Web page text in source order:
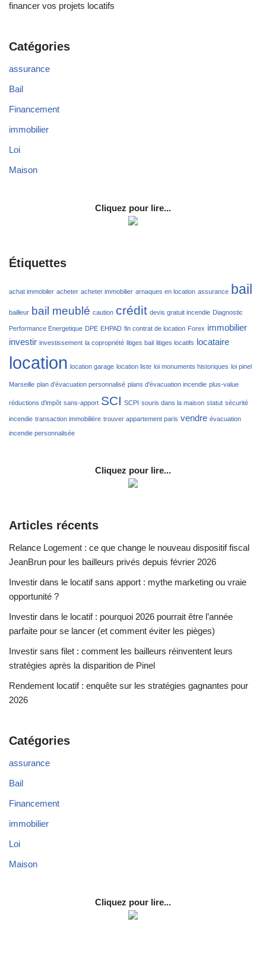
financer vos projets locatifs
Catégories
assurance
Bail
Financement
immobilier
Loi
Maison
Cliquez pour lire...
Étiquettes
achat immobiler acheter acheter immobilier arnaques en location assurance bail
bailleur bail meublé caution crédit devis gratuit incendie Diagnostic
Performance Energetique DPE EHPAD fin contrat de location Forex immobilier
investir investissement la copropriété litiges bail litiges locatifs locataire
location location garage location liste loi monuments historiques loi pinel
Marseille plan d'évacuation personnalisé plans d'évacuation incendie plus-value
réductions d'impôt sans-apport SCI SCPI souris dans la maison statut sécurité
incendie transaction immobilière trouver appartement paris vendre évacuation
incendie personnalisée
Cliquez pour lire...
Articles récents
Relance Logement : ce que change le nouveau dispositif fiscal
JeanBrun pour les bailleurs privés depuis février 2026
Investir dans le locatif sans apport : mythe marketing ou vraie
opportunité ?
Investir dans le locatif : pourquoi 2026 pourrait être l’année
parfaite pour se lancer (et comment éviter les pièges)
Investir sans filet : comment les bailleurs réinventent leurs
stratégies après la disparition de Pinel
Rendement locatif : enquête sur les stratégies gagnantes pour
2026
Catégories
assurance
Bail
Financement
immobilier
Loi
Maison
Cliquez pour lire...